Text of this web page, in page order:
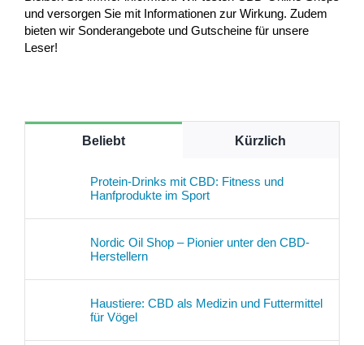
und versorgen Sie mit Informationen zur Wirkung. Zudem
bieten wir Sonderangebote und Gutscheine für unsere
Leser!
Beliebt Kürzlich
Protein-Drinks mit CBD: Fitness und
Hanfprodukte im Sport
Nordic Oil Shop – Pionier unter den CBD-
Herstellern
Haustiere: CBD als Medizin und Futtermittel
für Vögel